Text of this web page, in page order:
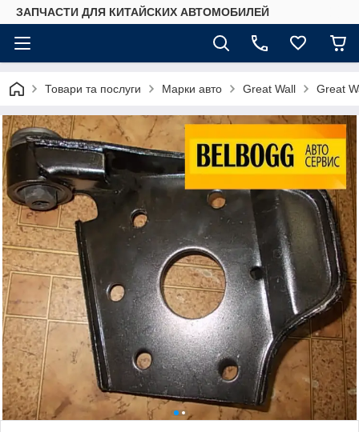
ЗАПЧАСТИ ДЛЯ КИТАЙСКИХ АВТОМОБИЛЕЙ
Товари та послуги Марки авто Great Wall Great